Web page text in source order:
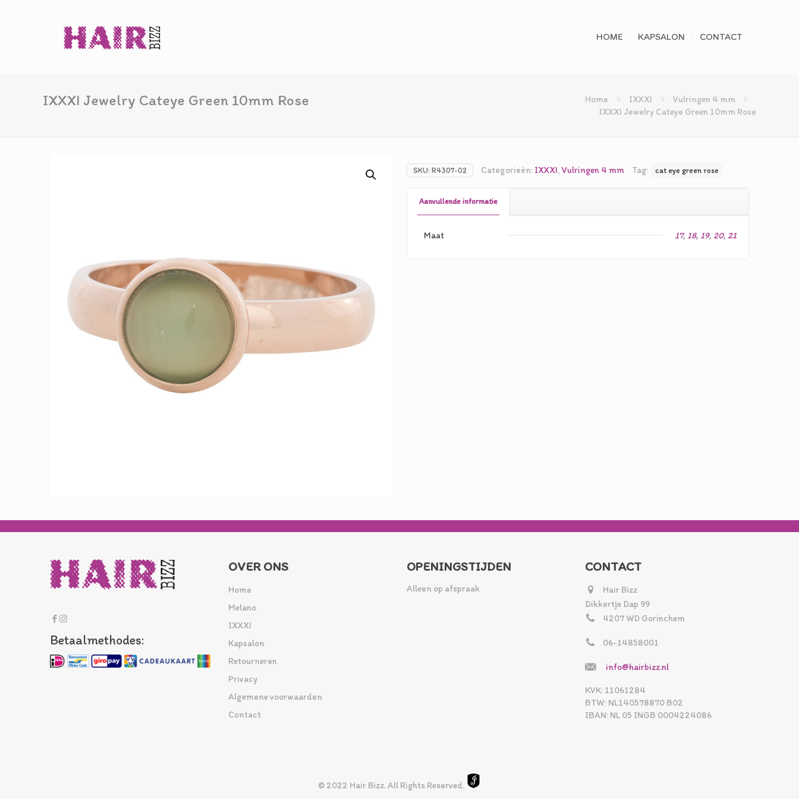
HOME KAPSALON CONTACT
IXXXI Jewelry Cateye Green 10mm Rose Home IXXXI
Vulringen 4 mm
IXXXI Jewelry Cateye Green 10mm Rose
SKU: R4307-02 Categorieën: IXXXI, Vulringen 4 mm Tag: cat eye green rose
Aanvullende informatie
Maat 17, 18, 19, 20, 21
Betaalmethodes:
OVER ONS
Home
Melano
IXXXI
Kapsalon
Retourneren
Privacy
Algemene voorwaarden
Contact
OPENINGSTIJDEN
Alleen op afspraak
CONTACT
Hair Bizz
Dikkertje Dap 99
4207 WD Gorinchem
06-14858001
info@hairbizz.nl
KVK: 11061284
BTW: NL140578870 B02
IBAN: NL 05 INGB 0004224086
© 2022 Hair Bizz. All Rights Reserved.